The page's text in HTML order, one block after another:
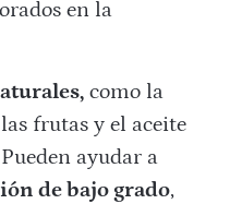
en la
como la
frutas y el aceite
ayudar a
de bajo grado,